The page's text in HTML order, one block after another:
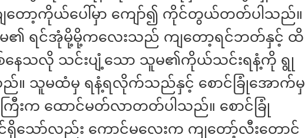
ော့ကိုယ်ပေါ်မှာ ကျော်၍ ကိုင်တွယ်တတ်ပါသည်။
၏ ရင်အုံမို့မို့ကလေးသည် ကျတော့ရင်ဘတ်နှင့် ထိ
စ်နေသလို သင်းပျံ့သော သူမ၏ကိုယ်သင်းရနံ့ကို ရွု
။ သူမထံမှ ရနံ့ရလိုက်သည်နှင့် စောင်ခြုံအောက်မှ
ြီးက ထောင်မတ်လာတတ်ပါသည်။ စောင်ခြုံ
သော်လည်း ကောင်မလေးက ကျတော့်လီးတောင်